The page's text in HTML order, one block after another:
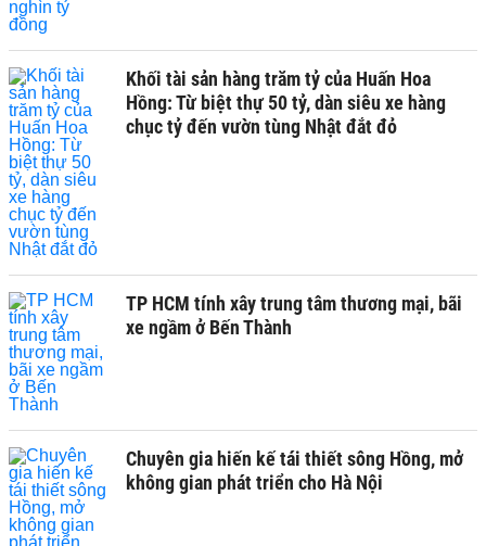
Khối tài sản hàng trăm tỷ của Huấn Hoa
Hồng: Từ biệt thự 50 tỷ, dàn siêu xe hàng
chục tỷ đến vườn tùng Nhật đắt đỏ
TP HCM tính xây trung tâm thương mại, bãi
xe ngầm ở Bến Thành
Chuyên gia hiến kế tái thiết sông Hồng, mở
không gian phát triển cho Hà Nội